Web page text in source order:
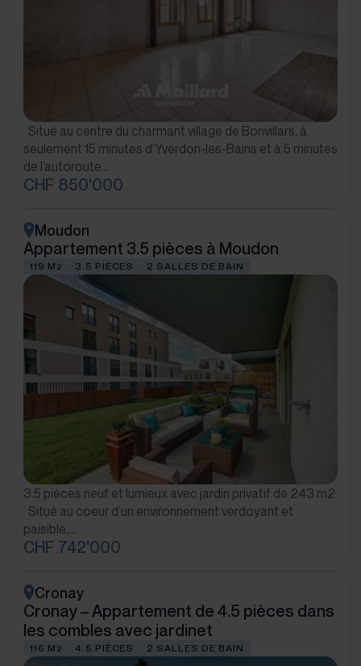
Situé au centre du charmant village de Bonvillars, à
seulement 15 minutes d’Yverdon-les-Bains et à 5 minutes
de l’autoroute…
CHF 850'000
Moudon
Appartement 3.5 pièces à Moudon
119 M 2 3.5 PIÈCES 2 SALLES DE BAIN
3.5 pièces neuf et lumieux avec jardin privatif de 243 m2
Situé au coeur d’un environnement verdoyant et
paisible,…
CHF 742'000
Cronay
Cronay – Appartement de 4.5 pièces dans
les combles avec jardinet
116 M 2 4.5 PIÈCES 2 SALLES DE BAIN